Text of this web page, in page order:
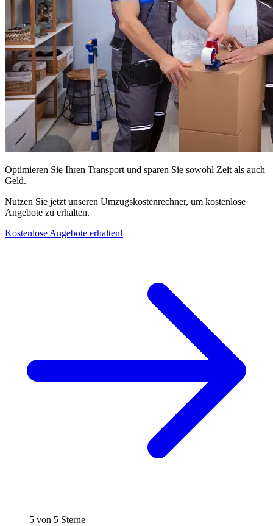
Optimieren Sie Ihren Transport und sparen Sie sowohl Zeit als auch
Geld.
Nutzen Sie jetzt unseren Umzugskostenrechner, um kostenlose
Angebote zu erhalten.
Kostenlose Angebote erhalten!
5 von 5 Sterne